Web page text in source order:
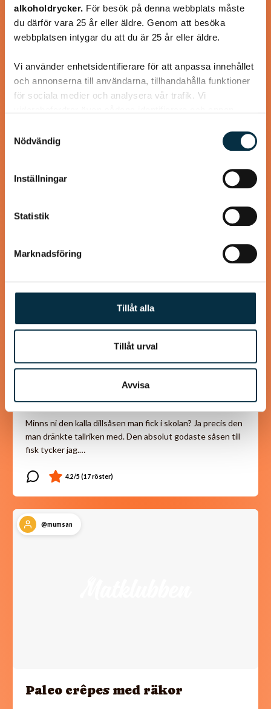
alkoholdrycker. För besök på denna webbplats måste
du därför vara 25 år eller äldre. Genom att besöka
webbplatsen intygar du att du är 25 år eller äldre.
Vi använder enhetsidentifierare för att anpassa innehållet
och annonserna till användarna, tillhandahålla funktioner
för sociala medier och analysera vår trafik. Vi
annons- och analysföretag som vi samarbetar med.
Dessa kan i sin tur kombinera informationen med annan
information som du har tillhandahållit eller som de har
samlat in när du har använt deras tjänster.
Nödvändig
Inställningar
Statistik
Marknadsföring
Tillåt alla
Tillåt urval
Avvisa
Paleo: Supergoda laxnuggets
gott!
@wallance
Stor skål kall dillsås (skolans
Minns ni den kalla dillsåsen man fick i skolan? Ja precis den
man dränkte tallriken med. Den absolut godaste såsen till
fisk tycker jag.…
@mumsan
Paleo crêpes med räkor